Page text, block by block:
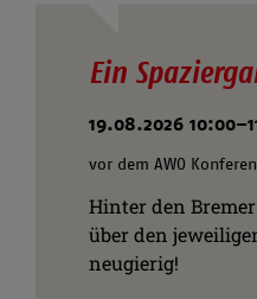
Ein
19.08.2026
vor dem AWO
Hinter den
über den
neugierig!